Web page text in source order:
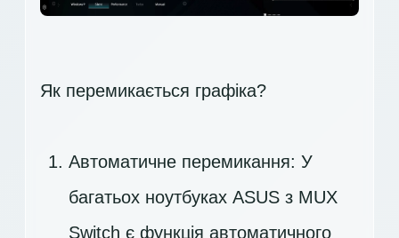
Як перемикається графіка?
Автоматичне перемикання: У
багатьох ноутбуках ASUS з MUX
Switch є функція автоматичного